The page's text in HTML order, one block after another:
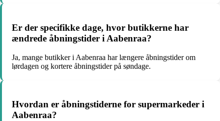
Er der specifikke dage, hvor butikkerne har
ændrede åbningstider i Aabenraa?
Ja, mange butikker i Aabenraa har længere åbningstider om
lørdagen og kortere åbningstider på søndage.
Hvordan er åbningstiderne for supermarkeder i
Aabenraa?